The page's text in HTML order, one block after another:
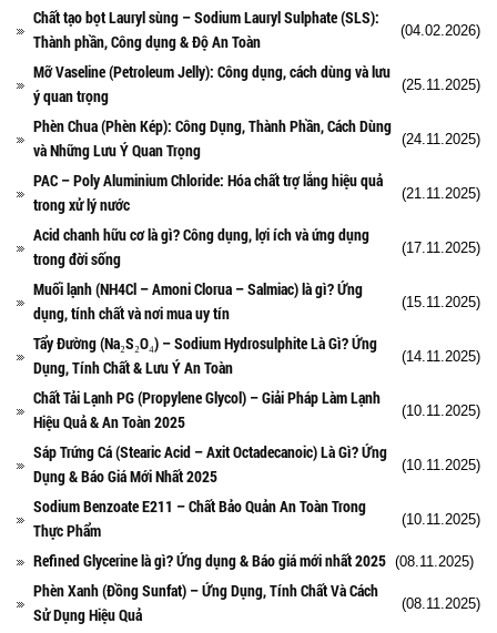
Chất tạo bọt Lauryl sùng – Sodium Lauryl Sulphate (SLS):
Thành phần, Công dụng & Độ An Toàn
(04.02.2026)
Mỡ Vaseline (Petroleum Jelly): Công dụng, cách dùng và lưu
ý quan trọng
(25.11.2025)
Phèn Chua (Phèn Kép): Công Dụng, Thành Phần, Cách Dùng
và Những Lưu Ý Quan Trọng
(24.11.2025)
PAC – Poly Aluminium Chloride: Hóa chất trợ lắng hiệu quả
trong xử lý nước
(21.11.2025)
Acid chanh hữu cơ là gì? Công dụng, lợi ích và ứng dụng
trong đời sống
(17.11.2025)
Muối lạnh (NH4Cl – Amoni Clorua – Salmiac) là gì? Ứng
dụng, tính chất và nơi mua uy tín
(15.11.2025)
Tẩy Đường (Na₂S₂O₄) – Sodium Hydrosulphite Là Gì? Ứng
Dụng, Tính Chất & Lưu Ý An Toàn
(14.11.2025)
Chất Tải Lạnh PG (Propylene Glycol) – Giải Pháp Làm Lạnh
Hiệu Quả & An Toàn 2025
(10.11.2025)
Sáp Trứng Cá (Stearic Acid – Axit Octadecanoic) Là Gì? Ứng
Dụng & Báo Giá Mới Nhất 2025
(10.11.2025)
Sodium Benzoate E211 – Chất Bảo Quản An Toàn Trong
Thực Phẩm
(10.11.2025)
Refined Glycerine là gì? Ứng dụng & Báo giá mới nhất 2025 (08.11.2025)
Phèn Xanh (Đồng Sunfat) – Ứng Dụng, Tính Chất Và Cách
Sử Dụng Hiệu Quả
(08.11.2025)